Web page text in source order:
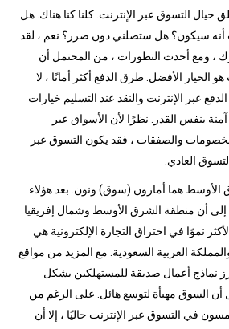
حيال التسوق عبر الإنترنت. كلنا كنا هناك. هل
أنه سيكون؟ هل ستصلني دون ضرر؟ نعم ، لقد
، ومع أحدث التطورات ، من المحتمل أن
الخيار الأفضل. طرق الدفع أكثر أمانًا ، لا
عبر الإنترنت والنقد عند التسليم خيارات
بنفس القدر. نظرًا لأن الأسواق عبر
والصفقات ، فقد يكون التسوق عبر
العادي.
الأوسط هما أمازون (سوق) ونون. بعد هؤلاء
إلى أن منطقة الشرق الأوسط وشمال إفريقيا
نموًا في اختراق التجارة الإلكترونية هي
العربية السعودية. مع المزيد من مواقع
تبرز نماذج أعمال صديقة للمستهلكين بشكل
أن السوق مهيأة لتوسع هائل. على الرغم من
في التسوق عبر الإنترنت حاليًا ، إلا أن